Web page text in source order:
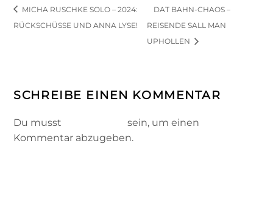
MICHA RUSCHKE SOLO – 2024:
RÜCKSCHÜSSE UND ANNA LYSE!
DAT BAHN-CHAOS –
REISENDE SALL MAN
UPHOLLEN
SCHREIBE EINEN KOMMENTAR
Du musst
sein, um einen
Kommentar abzugeben.